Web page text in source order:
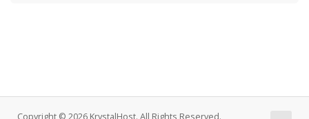
Copyright © 2026 KrystalHost. All Rights Reserved.